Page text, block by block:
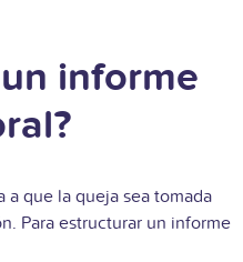
informe
a que la queja sea tomada
Para estructurar un informe